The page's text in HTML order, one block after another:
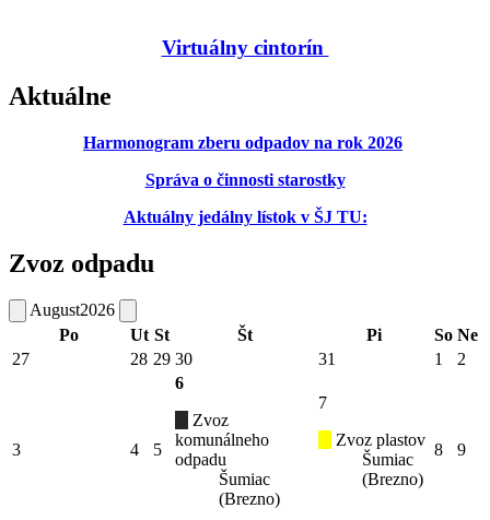
Virtuálny cintorín
Aktuálne
Harmonogram zberu odpadov na rok 2026
Správa o činnosti starostky
Aktuálny jedálny lístok v ŠJ TU:
Zvoz odpadu
August2026
Po
Ut St Št Pi So Ne
27
28 29 30 31 1 2
3 4 5
6
Zvoz
komunálneho
odpadu
Šumiac
(Brezno)
7
Zvoz plastov
Šumiac
(Brezno)
8 9